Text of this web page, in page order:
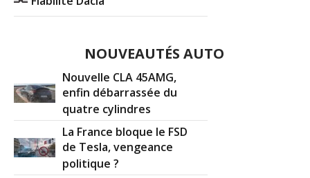
NOUVEAUTÉS AUTO
Nouvelle CLA 45AMG,
enfin débarrassée du
quatre cylindres
La France bloque le FSD
de Tesla, vengeance
politique ?